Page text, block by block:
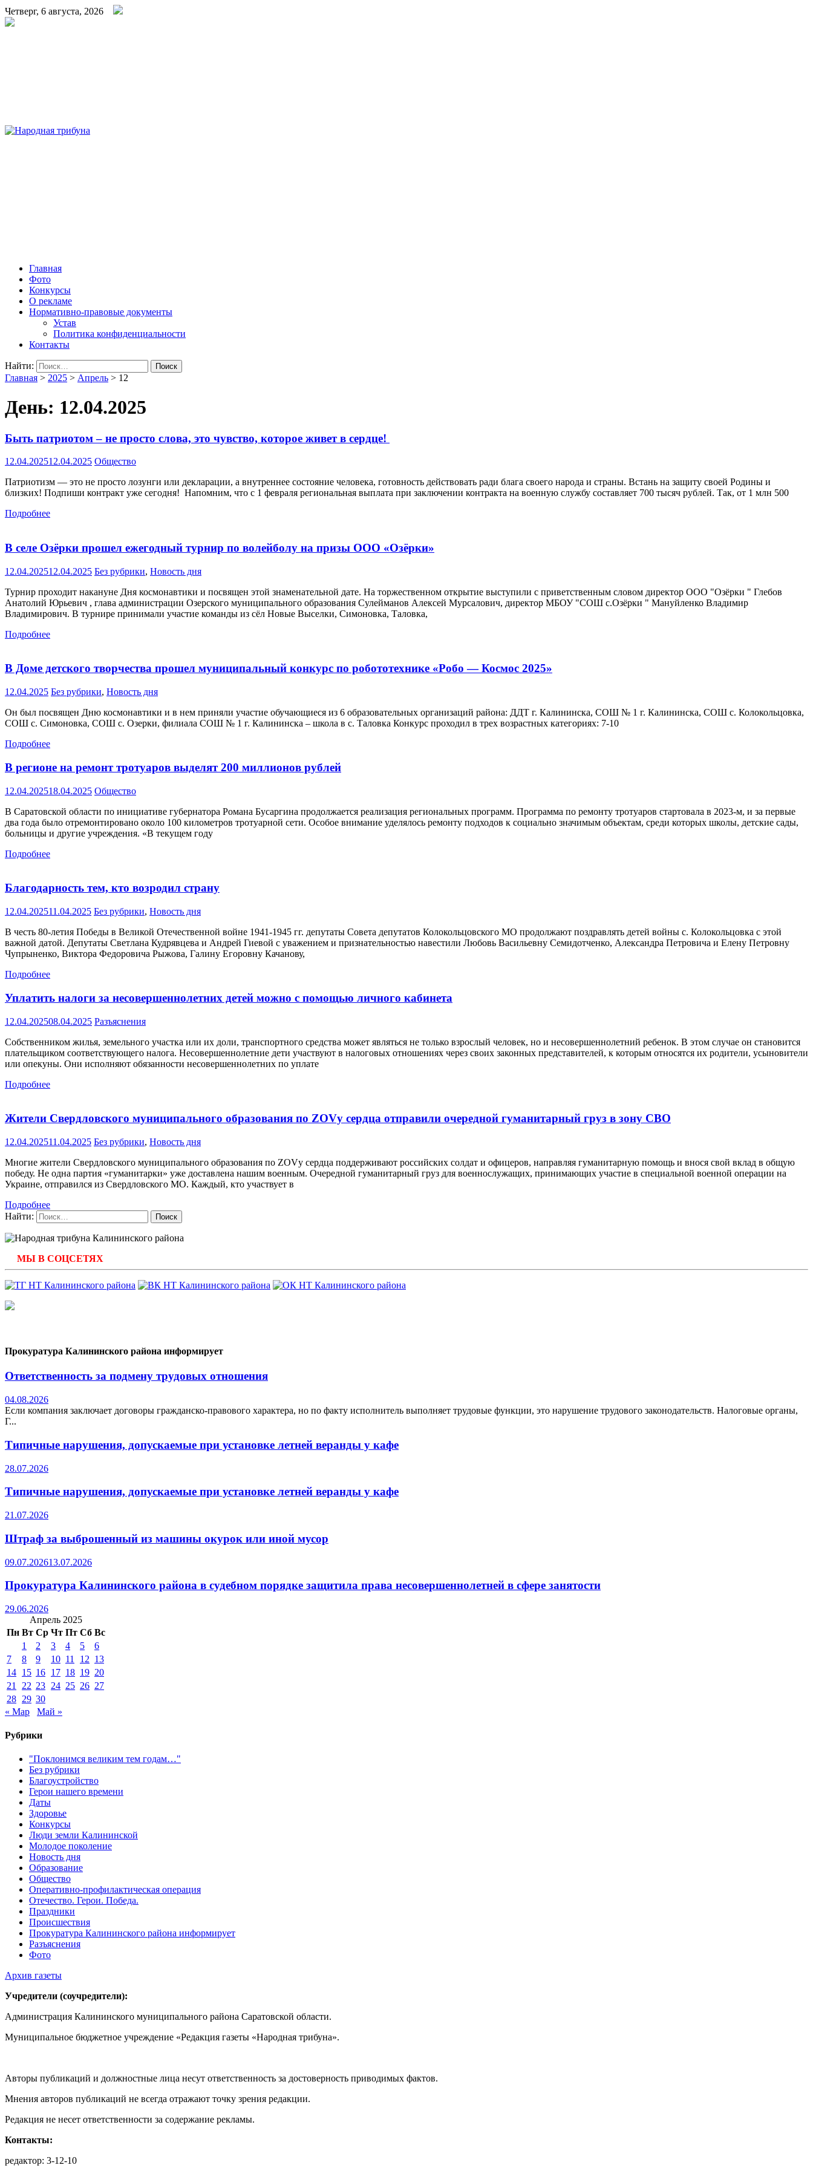
Четверг, 6 августа, 2026
Главная
Фото
Конкурсы
О рекламе
Нормативно-правовые документы
Устав
Политика конфиденциальности
Контакты
Найти:
Главная > 2025 > Апрель > 12
День: 12.04.2025
Быть патриотом – не просто слова, это чувство, которое живет в сердце!
12.04.202512.04.2025 Общество
Патриотизм — это не просто лозунги или декларации, а внутреннее состояние человека, готовность действовать ради блага своего народа и страны. Встань на защиту своей Родины и
близких! Подпиши контракт уже сегодня! Напомним, что с 1 февраля региональная выплата при заключении контракта на военную службу составляет 700 тысяч рублей. Так, от 1 млн 500
Подробнее
В селе Озёрки прошел ежегодный турнир по волейболу на призы ООО «Озёрки»
12.04.202512.04.2025 Без рубрики, Новость дня
Турнир проходит накануне Дня космонавтики и посвящен этой знаменательной дате. На торжественном открытие выступили с приветственным словом директор ООО "Озёрки " Глебов
Анатолий Юрьевич , глава администрации Озерского муниципального образования Сулейманов Алексей Мурсалович, директор МБОУ "СОШ с.Озёрки " Мануйленко Владимир
Владимирович. В турнире принимали участие команды из сёл Новые Выселки, Симоновка, Таловка,
Подробнее
В Доме детского творчества прошел муниципальный конкурс по робототехнике «Робо — Космос 2025»
12.04.2025 Без рубрики, Новость дня
Он был посвящен Дню космонавтики и в нем приняли участие обучающиеся из 6 образовательных организаций района: ДДТ г. Калининска, СОШ № 1 г. Калининска, СОШ с. Колокольцовка,
СОШ с. Симоновка, СОШ с. Озерки, филиала СОШ № 1 г. Калининска – школа в с. Таловка Конкурс проходил в трех возрастных категориях: 7-10
Подробнее
В регионе на ремонт тротуаров выделят 200 миллионов рублей
12.04.202518.04.2025 Общество
В Саратовской области по инициативе губернатора Романа Бусаргина продолжается реализация региональных программ. Программа по ремонту тротуаров стартовала в 2023-м, и за первые
два года было отремонтировано около 100 километров тротуарной сети. Особое внимание уделялось ремонту подходов к социально значимым объектам, среди которых школы, детские сады,
больницы и другие учреждения. «В текущем году
Подробнее
Благодарность тем, кто возродил страну
12.04.202511.04.2025 Без рубрики, Новость дня
В честь 80-летия Победы в Великой Отечественной войне 1941-1945 гг. депутаты Совета депутатов Колокольцовского МО продолжают поздравлять детей войны с. Колокольцовка с этой
важной датой. Депутаты Светлана Кудрявцева и Андрей Гиевой с уважением и признательностью навестили Любовь Васильевну Семидотченко, Александра Петровича и Елену Петровну
Чупрыненко, Виктора Федоровича Рыжова, Галину Егоровну Качанову,
Подробнее
Уплатить налоги за несовершеннолетних детей можно с помощью личного кабинета
12.04.202508.04.2025 Разъяснения
Собственником жилья, земельного участка или их доли, транспортного средства может являться не только взрослый человек, но и несовершеннолетний ребенок. В этом случае он становится
плательщиком соответствующего налога. Несовершеннолетние дети участвуют в налоговых отношениях через своих законных представителей, к которым относятся их родители, усыновители
или опекуны. Они исполняют обязанности несовершеннолетних по уплате
Подробнее
Жители Свердловского муниципального образования по ZOVу сердца отправили очередной гуманитарный груз в зону СВО
12.04.202511.04.2025 Без рубрики, Новость дня
Многие жители Свердловского муниципального образования по ZOVу сердца поддерживают российских солдат и офицеров, направляя гуманитарную помощь и внося свой вклад в общую
победу. Не одна партия «гуманитарки» уже доставлена нашим военным. Очередной гуманитарный груз для военнослужащих, принимающих участие в специальной военной операции на
Украине, отправился из Свердловского МО. Каждый, кто участвует в
Подробнее
Найти:
МЫ В СОЦСЕТЯХ
Прокуратура Калининского района информирует
Ответственность за подмену трудовых отношения
04.08.2026
Если компания заключает договоры гражданско-правового характера, но по факту исполнитель выполняет трудовые функции, это нарушение трудового законодательств. Налоговые органы,
Г...
Типичные нарушения, допускаемые при установке летней веранды у кафе
28.07.2026
Типичные нарушения, допускаемые при установке летней веранды у кафе
21.07.2026
Штраф за выброшенный из машины окурок или иной мусор
09.07.202613.07.2026
Прокуратура Калининского района в судебном порядке защитила права несовершеннолетней в сфере занятости
29.06.2026
Апрель 2025
Пн Вт Ср Чт Пт Сб Вс
1
2 3 4 5
6
7
8 9 10 11 12 13
14 15 16 17 18 19 20
21
22 23 24 25 26 27
28 29 30
« Мар
Май »
Рубрики
"Поклонимся великим тем годам…"
Без рубрики
Благоустройство
Герои нашего времени
Даты
Здоровье
Конкурсы
Люди земли Калининской
Молодое поколение
Новость дня
Образование
Общество
Оперативно-профилактическая операция
Отечество. Герои. Победа.
Праздники
Происшествия
Прокуратура Калининского района информирует
Разъяснения
Фото
Архив газеты
Учредители (соучредители):
Администрация Калининского муниципального района Саратовской области.
Муниципальное бюджетное учреждение «Редакция газеты «Народная трибуна».
Авторы публикаций и должностные лица несут ответственность за достоверность приводимых фактов.
Мнения авторов публикаций не всегда отражают точку зрения редакции.
Редакция не несет ответственности за содержание рекламы.
Контакты:
редактор: 3-12-10